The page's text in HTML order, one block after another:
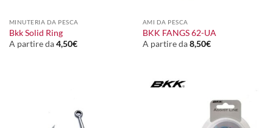
MINUTERIA DA PESCA
Bkk Solid Ring
A partire da4,50€
AMI DA PESCA
BKK FANGS 62-UA
A partire da8,50€